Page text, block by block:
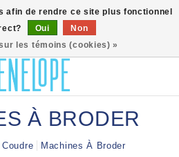
À BRODER
Machines À Broder
afin de rendre ce site plus fonctionnel
Oui
Non
les témoins (cookies) »